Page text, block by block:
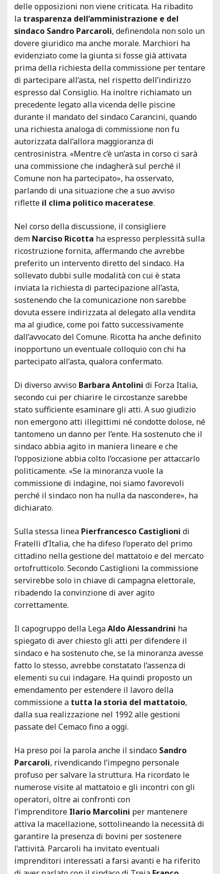
delle opposizioni non viene criticata. Ha ribadito
la trasparenza dell’amministrazione e del
sindaco Sandro Parcaroli, definendola non solo un
dovere giuridico ma anche morale. Marchiori ha
evidenziato come la giunta si fosse già attivata
prima della richiesta della commissione per tentare
di partecipare all’asta, nel rispetto dell’indirizzo
espresso dal Consiglio. Ha inoltre richiamato un
precedente legato alla vicenda delle piscine
durante il mandato del sindaco Carancini, quando
una richiesta analoga di commissione non fu
autorizzata dall’allora maggioranza di
centrosinistra. «Mentre c’è un’asta in corso ci sarà
una commissione che indagherà sul perché il
Comune non ha partecipato», ha osservato,
parlando di una situazione che a suo avviso
riflette il clima politico maceratese.
Nel corso della discussione, il consigliere
dem Narciso Ricotta ha espresso perplessità sulla
ricostruzione fornita, affermando che avrebbe
preferito un intervento diretto del sindaco. Ha
sollevato dubbi sulle modalità con cui è stata
inviata la richiesta di partecipazione all’asta,
sostenendo che la comunicazione non sarebbe
dovuta essere indirizzata al delegato alla vendita
ma al giudice, come poi fatto successivamente
dall’avvocato del Comune. Ricotta ha anche definito
inopportuno un eventuale colloquio con chi ha
partecipato all’asta, qualora confermato.
Di diverso avviso Barbara Antolini di Forza Italia,
secondo cui per chiarire le circostanze sarebbe
stato sufficiente esaminare gli atti. A suo giudizio
non emergono atti illegittimi né condotte dolose, né
tantomeno un danno per l’ente. Ha sostenuto che il
sindaco abbia agito in maniera lineare e che
l’opposizione abbia colto l’occasione per attaccarlo
politicamente. «Se la minoranza vuole la
commissione di indagine, noi siamo favorevoli
perché il sindaco non ha nulla da nascondere», ha
dichiarato.
Sulla stessa linea Pierfrancesco Castiglioni di
Fratelli d’Italia, che ha difeso l’operato del primo
cittadino nella gestione del mattatoio e del mercato
ortofrutticolo. Secondo Castiglioni la commissione
servirebbe solo in chiave di campagna elettorale,
ribadendo la convinzione di aver agito
correttamente.
Il capogruppo della LegaAldo Alessandrini ha
spiegato di aver chiesto gli atti per difendere il
sindaco e ha sostenuto che, se la minoranza avesse
fatto lo stesso, avrebbe constatato l’assenza di
elementi su cui indagare. Ha quindi proposto un
emendamento per estendere il lavoro della
commissione a tutta la storia del mattatoio,
dalla sua realizzazione nel 1992 alle gestioni
passate del Cemaco fino a oggi.
Ha preso poi la parola anche il sindaco Sandro
Parcaroli, rivendicando l’impegno personale
profuso per salvare la struttura. Ha ricordato le
numerose visite al mattatoio e gli incontri con gli
operatori, oltre ai confronti con
l’imprenditore Ilario Marcolini per mantenere
attiva la macellazione, sottolineando la necessità di
garantire la presenza di bovini per sostenere
l’attività. Parcaroli ha invitato eventuali
imprenditori interessati a farsi avanti e ha riferito